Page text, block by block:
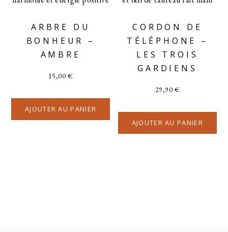
ARBRE DU
BONHEUR –
AMBRE
15,00€
AJOUTER AU PANIER
CORDON DE
TÉLÉPHONE –
LES TROIS
GARDIENS
29,90€
AJOUTER AU PANIER